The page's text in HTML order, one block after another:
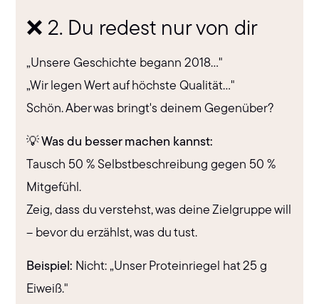
❌ 2. Du redest nur von dir
„Unsere Geschichte begann 2018…"
„Wir legen Wert auf höchste Qualität…"
Schön. Aber was bringt's deinem Gegenüber?
💡 Was du besser machen kannst:
Tausch 50 % Selbstbeschreibung gegen 50 %
Mitgefühl.
Zeig, dass du verstehst, was deine Zielgruppe will
– bevor du erzählst, was du tust.
Beispiel: Nicht: „Unser Proteinriegel hat 25 g
Eiweiß."